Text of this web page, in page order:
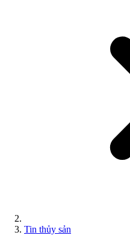
Tin thủy sản